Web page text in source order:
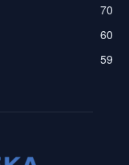
70
60
59